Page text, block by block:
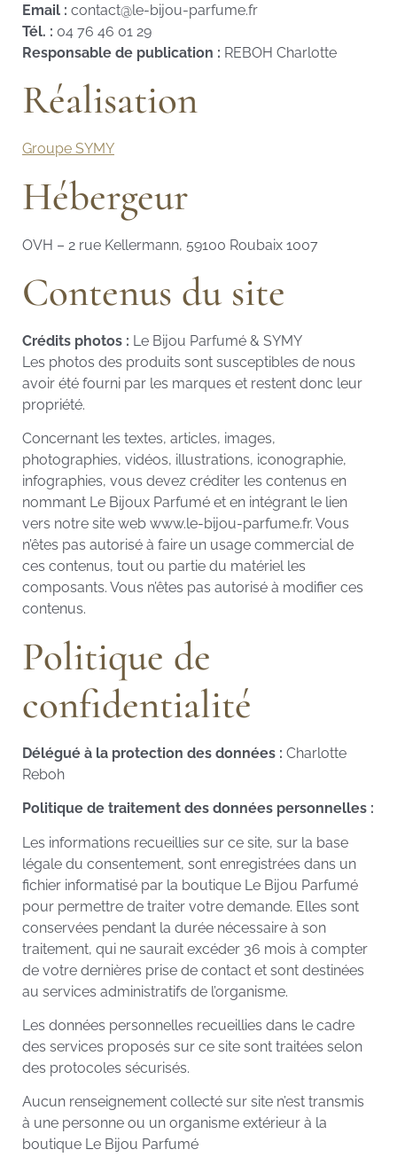
Email : contact@le-bijou-parfume.fr
Tél. : 04 76 46 01 29
Responsable de publication : REBOH Charlotte
Réalisation
Groupe SYMY
Hébergeur
OVH – 2 rue Kellermann, 59100 Roubaix 1007
Contenus du site
Crédits photos : Le Bijou Parfumé & SYMY
Les photos des produits sont susceptibles de nous
avoir été fourni par les marques et restent donc leur
propriété.
Concernant les textes, articles, images,
photographies, vidéos, illustrations, iconographie,
infographies, vous devez créditer les contenus en
nommant Le Bijoux Parfumé et en intégrant le lien
vers notre site web www.le-bijou-parfume.fr. Vous
n’êtes pas autorisé à faire un usage commercial de
ces contenus, tout ou partie du matériel les
composants. Vous n’êtes pas autorisé à modifier ces
contenus.
Politique de
confidentialité
Délégué à la protection des données : Charlotte
Reboh
Politique de traitement des données personnelles :
Les informations recueillies sur ce site, sur la base
légale du consentement, sont enregistrées dans un
fichier informatisé par la boutique Le Bijou Parfumé
pour permettre de traiter votre demande. Elles sont
conservées pendant la durée nécessaire à son
traitement, qui ne saurait excéder 36 mois à compter
de votre dernières prise de contact et sont destinées
au services administratifs de l’organisme.
Les données personnelles recueillies dans le cadre
des services proposés sur ce site sont traitées selon
des protocoles sécurisés.
Aucun renseignement collecté sur site n’est transmis
à une personne ou un organisme extérieur à la
boutique Le Bijou Parfumé